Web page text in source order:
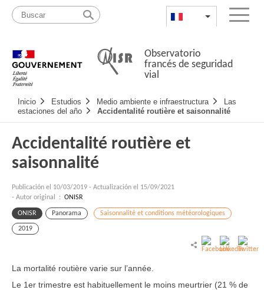
Pasar
contenido
Mapa
web
List additional
Menu
Observatorio
francés de seguridad
vial
Navigation
principale
Inicio Estudios Medio ambiente e infraestructura
Las
estaciones del año
Accidentalité routière et saisonnalité
Accidentalité routière et
saisonnalité
Publicación el 10/03/2019 - Actualización el 15/09/2021
- Autor original : ONISR
ONISR Panorama Saisonnalité et conditions météorologiques
2019
La mortalité routière varie sur l’année.
Le 1er trimestre est habituellement le moins meurtrier (21 % de